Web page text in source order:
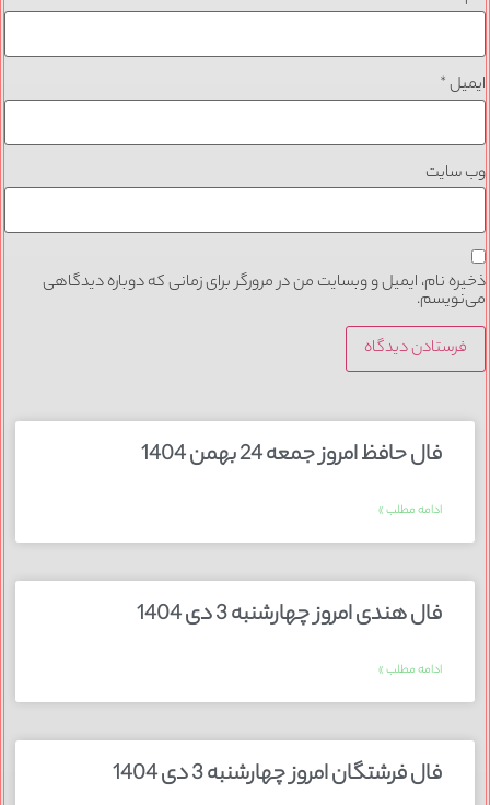
ایمیل*
وب‌ سایت
ذخیره نام، ایمیل و وبسایت من در مرورگر برای زمانی که دوباره دیدگاهی
می‌نویسم.
فال حافظ امروز جمعه 24 بهمن 1404
ادامه مطلب »
فال هندی امروز چهارشنبه 3 دی 1404
ادامه مطلب »
فال فرشتگان امروز چهارشنبه 3 دی 1404